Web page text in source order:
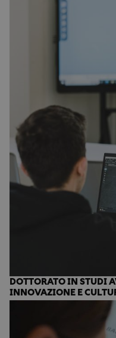
DOTTORATO IN STUDI
INNOVAZIONE E